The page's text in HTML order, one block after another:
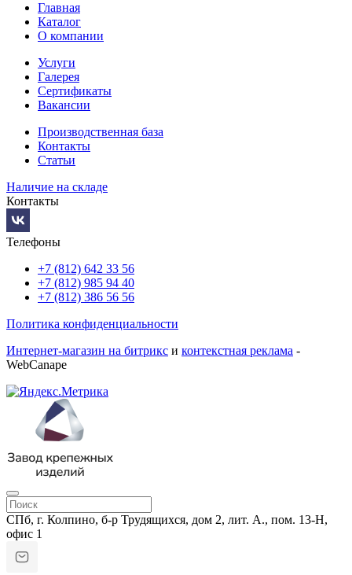
Главная
Каталог
О компании
Услуги
Галерея
Сертификаты
Вакансии
Производственная база
Контакты
Статьи
Наличие на складе
Контакты
Телефоны
+7 (812) 642 33 56
+7 (812) 985 94 40
+7 (812) 386 56 56
Политика конфиденциальности
Интернет-магазин на битрикс и контекстная реклама -
WebCanape
СПб, г. Колпино, б-р Трудящихся, дом 2, лит. А., пом. 13-Н,
офис 1